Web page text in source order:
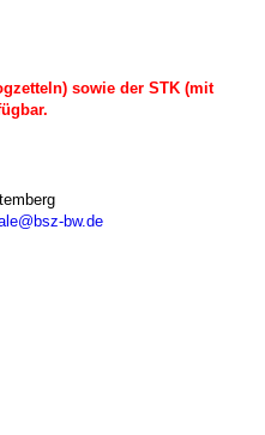
sowie der STK (mit
bw.de